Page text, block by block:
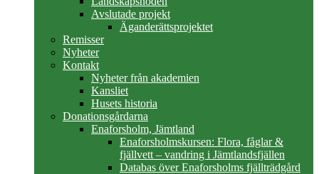
Avslutade projekt
Äganderättsprojektet
Remisser
Nyheter
Kontakt
Nyheter från akademien
Kansliet
Husets historia
Donationsgårdarna
Enaforsholm, Jämtland
Enaforsholmskursen: Flora, fåglar &
fjällvett – vandring i Jämtlandsfjällen
Databas över Enaforsholms fjällträdgård